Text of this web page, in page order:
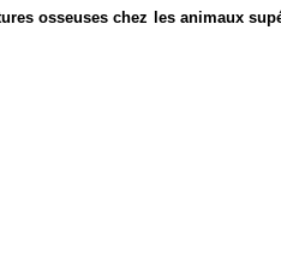
osseuses chez les animaux